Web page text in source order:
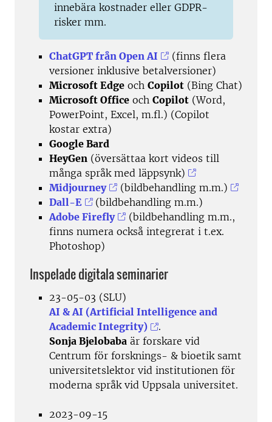
innebära kostnader eller GDPR-
risker mm.
ChatGPT från Open AI
(finns flera
versioner inklusive betalversioner)
Microsoft Edge och Copilot (Bing Chat)
Microsoft Office och Copilot (Word,
PowerPoint, Excel, m.fl.) (Copilot
kostar extra)
Google Bard
HeyGen (översättaa kort videos till
många språk med läppsynk)
Midjourney
(bildbehandling m.m.)
Dall-E
(bildbehandling m.m.)
Adobe Firefly
(bildbehandling m.m.,
finns numera också integrerat i t.ex.
Photoshop)
Inspelade digitala seminarier
23-05-03 (SLU)
AI & AI (Artificial Intelligence and
Academic Integrity)
.
Sonja Bjelobaba är forskare vid
Centrum för forsknings- & bioetik samt
universitetslektor vid institutionen för
moderna språk vid Uppsala universitet.
2023-09-15